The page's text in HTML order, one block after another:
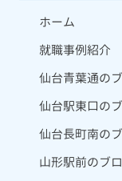
ホーム
就職事例紹介
仙台青葉通の
仙台駅東口の
仙台長町南の
山形駅前のブ